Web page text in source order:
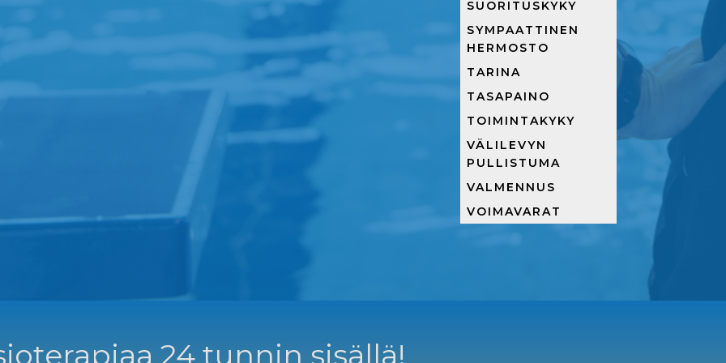
SUORITUSKYKY
SYMPAATTINEN
HERMOSTO
TARINA
TASAPAINO
TOIMINTAKYKY
VÄLILEVYN
PULLISTUMA
VALMENNUS
VOIMAVARAT
24 tunnin sisällä!